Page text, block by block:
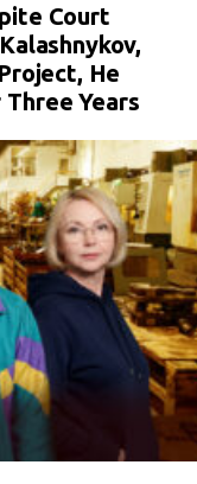
Court
He
Years